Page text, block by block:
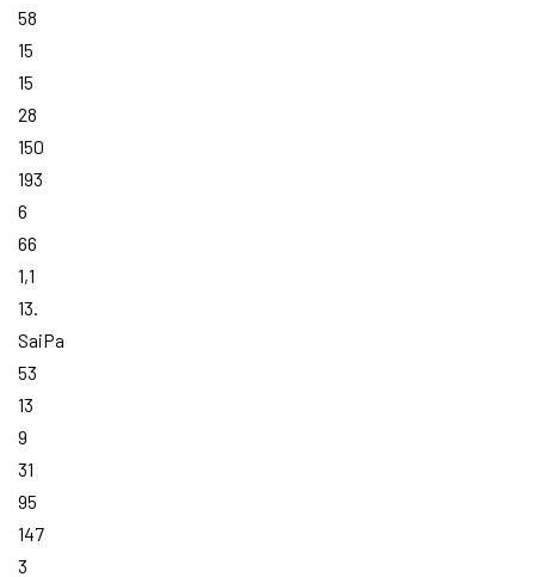
58
15
15
28
150
193
6
66
1,1
13.
SaiPa
53
13
9
31
95
147
3